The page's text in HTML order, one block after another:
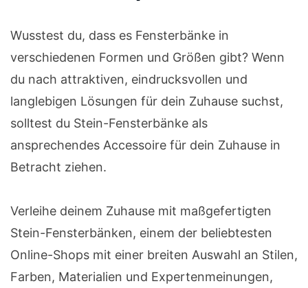
Wusstest du, dass es Fensterbänke in
verschiedenen Formen und Größen gibt? Wenn
du nach attraktiven, eindrucksvollen und
langlebigen Lösungen für dein Zuhause suchst,
solltest du Stein-Fensterbänke als
ansprechendes Accessoire für dein Zuhause in
Betracht ziehen.
Verleihe deinem Zuhause mit maßgefertigten
Stein-Fensterbänken, einem der beliebtesten
Online-Shops mit einer breiten Auswahl an Stilen,
Farben, Materialien und Expertenmeinungen,